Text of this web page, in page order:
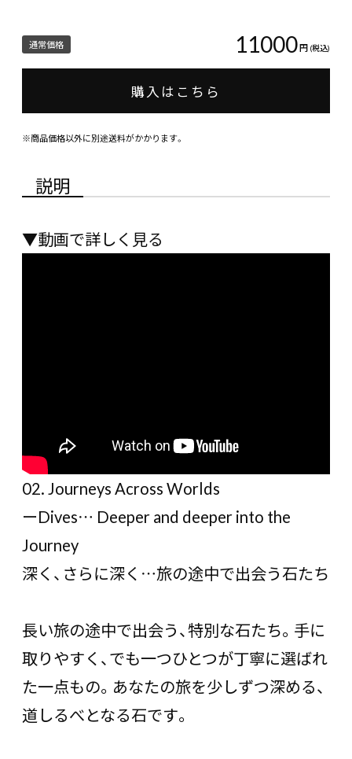
通常価格 11000円 (税込)
購入はこちら
※商品価格以外に別途送料がかかります。
説明
▼動画で詳しく見る
02. Journeys Across Worlds
ーDives… Deeper and deeper into the
Journey
深く、さらに深く…旅の途中で出会う石たち
長い旅の途中で出会う、特別な石たち。手に
取りやすく、でも一つひとつが丁寧に選ばれ
た一点もの。あなたの旅を少しずつ深める、
道しるべとなる石です。